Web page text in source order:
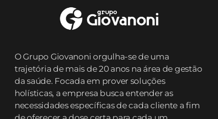
O Grupo Giovanoni orgulha-se de uma
trajetória de mais de 20 anos na área de gestão
da saúde. Focada em prover soluções
holísticas, a empresa busca entender as
necessidades específicas de cada cliente a fim